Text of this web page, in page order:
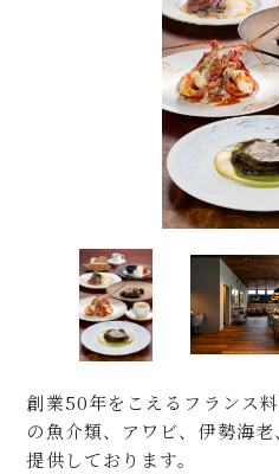
創業50年をこえるフランス
の魚介類、アワビ、伊勢海
提供しております。